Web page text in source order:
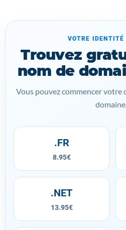
VOTRE IDENTITÉ
Trouvez
nom de
Vous pouvez commencer votre
.FR
8.95€
.NET
13.95€